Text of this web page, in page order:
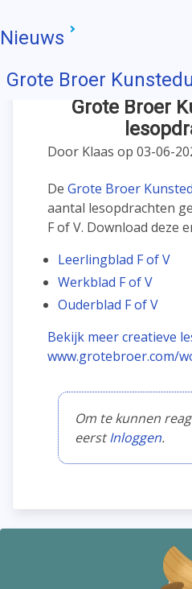
Nieuws
Grote Broer
Grote Broer
Door Klaas op 03-06-
DeGrote Broer
aantal lesopdrachten
F of V. Download deze
Leerlingblad F of V
Werkblad F of V
Ouderblad F of V
Bekijk meer creatieve
www.grotebroer.com/
Om te kunnen
eerstInloggen.